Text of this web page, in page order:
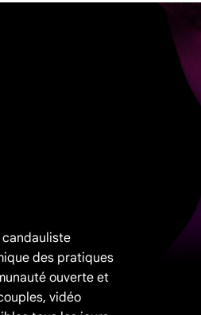
des pratiques
ouverte et
vidéo